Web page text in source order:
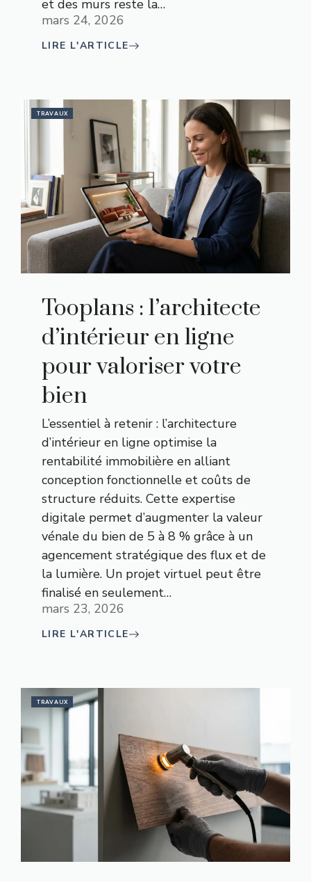
et des murs reste la…
mars 24, 2026
LIRE L'ARTICLE
TRAVAUX
Tooplans : l’architecte
d’intérieur en ligne
pour valoriser votre
bien
L’essentiel à retenir : l’architecture
d’intérieur en ligne optimise la
rentabilité immobilière en alliant
conception fonctionnelle et coûts de
structure réduits. Cette expertise
digitale permet d’augmenter la valeur
vénale du bien de 5 à 8 % grâce à un
agencement stratégique des flux et de
la lumière. Un projet virtuel peut être
finalisé en seulement…
mars 23, 2026
LIRE L'ARTICLE
TRAVAUX